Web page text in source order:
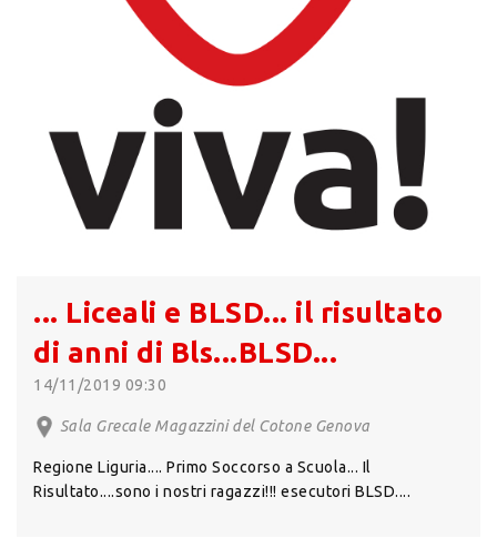
... Liceali e BLSD... il risultato
di anni di Bls...BLSD...
14/11/2019 09:30
Sala Grecale Magazzini del Cotone Genova
Regione Liguria.... Primo Soccorso a Scuola... Il
Risultato....sono i nostri ragazzi!!! esecutori BLSD....